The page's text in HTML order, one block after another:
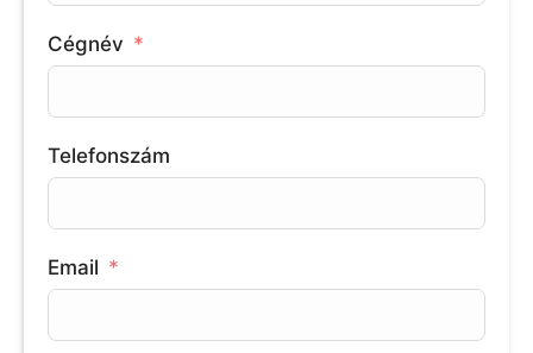
Cégnév
Telefonszám
Email